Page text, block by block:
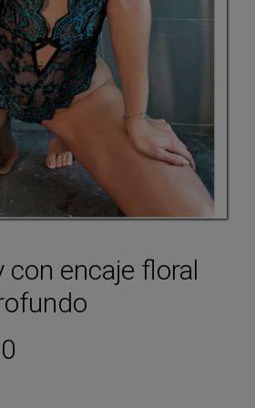
con encaje floral